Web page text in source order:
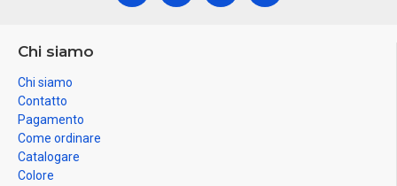
Chi siamo
Chi siamo
Contatto
Pagamento
Come ordinare
Catalogare
Colore